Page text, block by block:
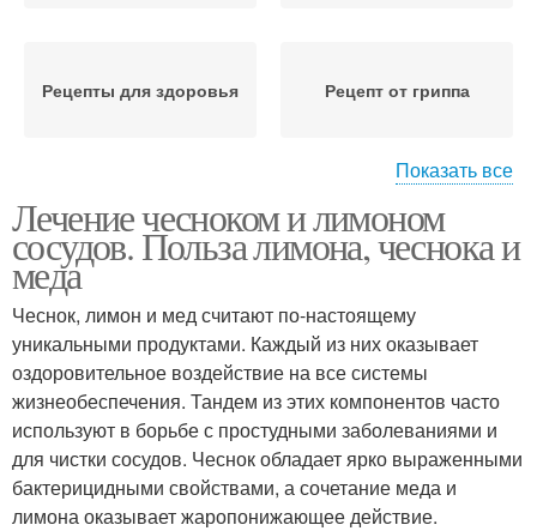
Рецепты для здоровья Рецепт от гриппа
Лимон по рецепту Рецепт для чистки
Показать все
Лечение чесноком и лимоном
сосудов. Польза лимона, чеснока и
меда
Чеснок, лимон и мед считают по-настоящему
уникальными продуктами. Каждый из них оказывает
оздоровительное воздействие на все системы
жизнеобеспечения. Тандем из этих компонентов часто
используют в борьбе с простудными заболеваниями и
для чистки сосудов. Чеснок обладает ярко выраженными
бактерицидными свойствами, а сочетание меда и
лимона оказывает жаропонижающее действие.